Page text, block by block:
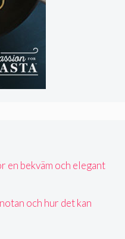
en bekväm och elegant
och hur det kan